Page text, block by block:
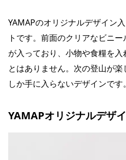
YAMAPのオリジナルデザイン
トです。前面のクリアなビニ
が入っており、小物や食糧を
とはありません。次の登山が
しか手に入らないデザインです。
YAMAPオリジナルデザ